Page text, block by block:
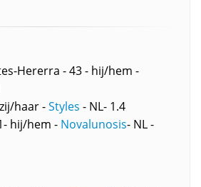
Hererra - 43 - hij/hem -
haar -Styles - NL- 1.4
hij/hem - Novalunosis- NL -